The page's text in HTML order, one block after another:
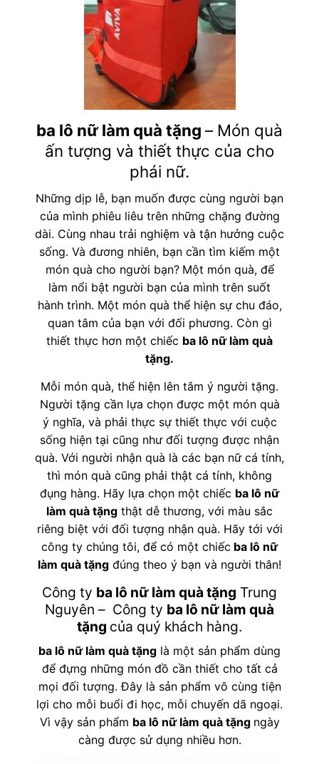
ba lô nữ làm quà tặng – Món quà
ấn tượng và thiết thực của cho
phái nữ.
Những dịp lễ, bạn muốn được cùng người bạn
của mình phiêu liêu trên những chặng đường
dài. Cùng nhau trải nghiệm và tận hưởng cuộc
sống. Và đương nhiên, bạn cần tìm kiếm một
món quà cho người bạn? Một món quà, để
làm nổi bật người bạn của mình trên suốt
hành trình. Một món quà thể hiện sự chu đáo,
quan tâm của bạn với đối phương. Còn gì
thiết thực hơn một chiếc ba lô nữ làm quà
tặng.
Mỗi món quà, thể hiện lên tâm ý người tặng.
Người tặng cần lựa chọn được một món quà
ý nghĩa, và phải thực sự thiết thực với cuộc
sống hiện tại cũng như đối tượng được nhận
quà. Với người nhận quà là các bạn nữ cá tính,
thì món quà cũng phải thật cá tính, không
đụng hàng. Hãy lựa chọn một chiếc ba lô nữ
làm quà tặng thật dễ thương, với màu sắc
riêng biệt với đối tượng nhận quà. Hãy tới với
công ty chúng tôi, để có một chiếc ba lô nữ
làm quà tặng đúng theo ý bạn và người thân!
Công ty ba lô nữ làm quà tặng Trung
Nguyên – Công ty ba lô nữ làm quà
tặng của quý khách hàng.
ba lô nữ làm quà tặng là một sản phẩm dùng
để đựng những món đồ cần thiết cho tất cả
mọi đối tượng. Đây là sản phẩm vô cùng tiện
lợi cho mỗi buổi đi học, mỗi chuyến dã ngoại.
Vì vậy sản phẩm ba lô nữ làm quà tặng ngày
càng được sử dụng nhiều hơn.